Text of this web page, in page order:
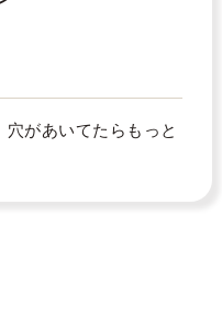
があいてたらもっと